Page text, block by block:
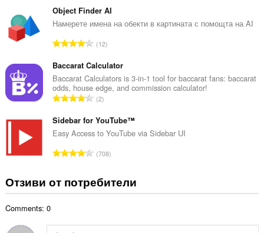
о
ц
е
н
к
и
:
щ
б
о
о
ц
е
н
к
и
Object Finder AI
Намерете имена на обекти в картината с помощта на AI
О
щ
б
р
о
о
ц
е
н
и
:
12
Baccarat Calculator
Baccarat Calculators is 3-in-1 tool for baccarat fans: baccarat
odds, house edge, and commission calculator!
О
щ
б
о
о
ц
к
2
Sidebar for YouTube™
Easy Access to YouTube via Sidebar UI
О
щ
б
й
708
Отзиви от потребители
Comments: 0